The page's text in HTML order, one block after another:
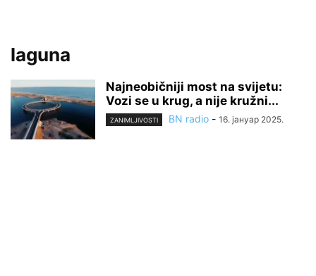
laguna
Najneobičniji most na svijetu:
Vozi se u krug, a nije kružni...
ZANIMLJIVOSTI BN radio - 16. јануар 2025.